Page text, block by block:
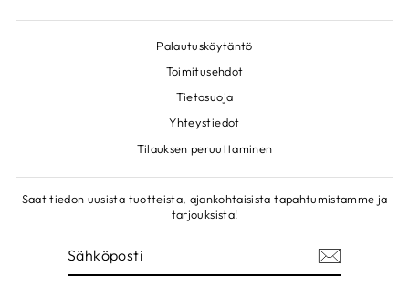
Palautuskäytäntö
Toimitusehdot
Tietosuoja
Yhteystiedot
Tilauksen peruuttaminen
Saat tiedon uusista tuotteista, ajankohtaisista tapahtumistamme ja
tarjouksista!